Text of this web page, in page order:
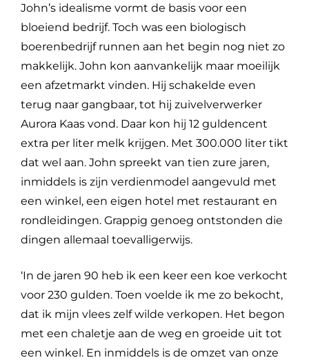
John’s idealisme vormt de basis voor een
bloeiend bedrijf. Toch was een biologisch
boerenbedrijf runnen aan het begin nog niet zo
makkelijk. John kon aanvankelijk maar moeilijk
een afzetmarkt vinden. Hij schakelde even
terug naar gangbaar, tot hij zuivelverwerker
Aurora Kaas vond. Daar kon hij 12 guldencent
extra per liter melk krijgen. Met 300.000 liter tikt
dat wel aan. John spreekt van tien zure jaren,
inmiddels is zijn verdienmodel aangevuld met
een winkel, een eigen hotel met restaurant en
rondleidingen. Grappig genoeg ontstonden die
dingen allemaal toevalligerwijs.
‘In de jaren 90 heb ik een keer een koe verkocht
voor 230 gulden. Toen voelde ik me zo bekocht,
dat ik mijn vlees zelf wilde verkopen. Het begon
met een chaletje aan de weg en groeide uit tot
een winkel. En inmiddels is de omzet van onze